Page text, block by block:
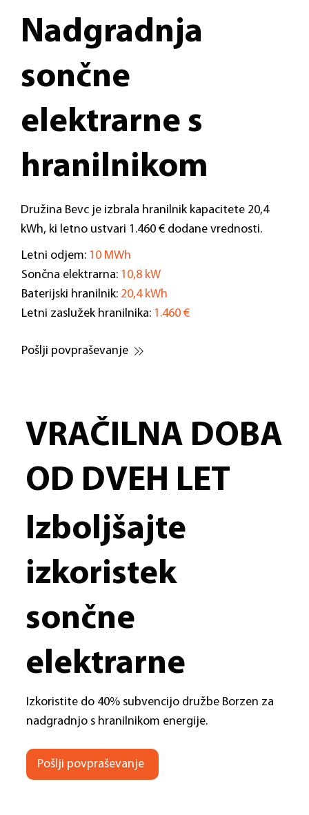
Nadgradnja
sončne
elektrarne s
hranilnikom
Družina Bevc je izbrala hranilnik kapacitete 20,4
kWh, ki letno ustvari 1.460 € dodane vrednosti.
Letni odjem: 10 MWh
Sončna elektrarna: 10,8 kW
Baterijski hranilnik: 20,4 kWh
Letni zaslužek hranilnika: 1.460 €
Pošlji povpraševanje
VRAČILNA DOBA
OD DVEH LET
Izboljšajte
izkoristek
sončne
elektrarne
Izkoristite do 40% subvencijo družbe Borzen za
nadgradnjo s hranilnikom energije.
Pošlji povpraševanje